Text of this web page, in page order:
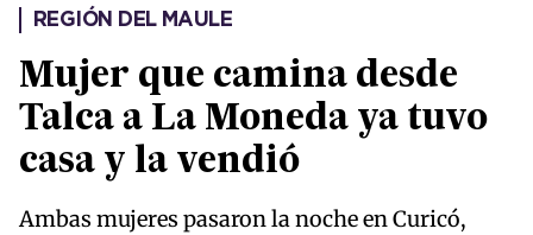
REGIÓN DEL MAULE
Mujer que camina desde
Talca a La Moneda ya tuvo
casa y la vendió
Ambas mujeres pasaron la noche en Curicó,